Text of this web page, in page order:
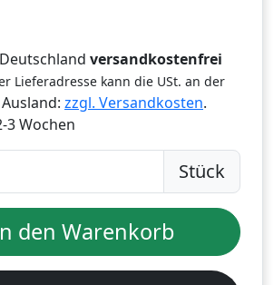
versandkostenfrei
Lieferadresse kann die USt. an der
Ausland: zzgl. Versandkosten.
3 Wochen
Stück
den Warenkorb